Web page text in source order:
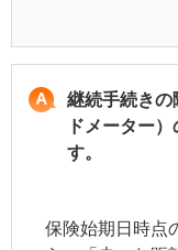
継続手続きの
ドメーター
す。
保険始期日時点